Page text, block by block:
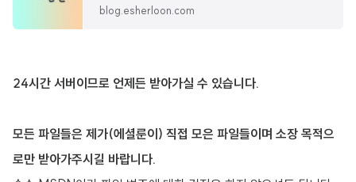
blog.esherloon.com
24시간 서버이므로 언제든 받아가실 수 있습니다.
모든 파일들은 제가(에셜룬이) 직접 모은 파일들이며 소장 목적으
로만 받아가주시길 바랍니다.